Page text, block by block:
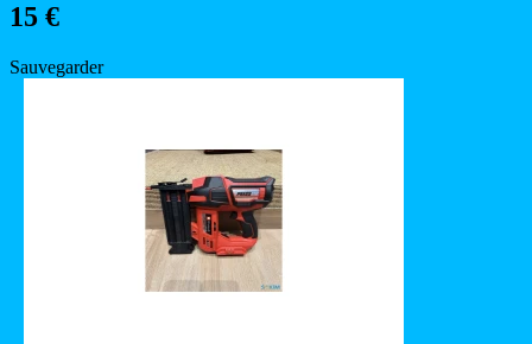
15 €
Sauvegarder